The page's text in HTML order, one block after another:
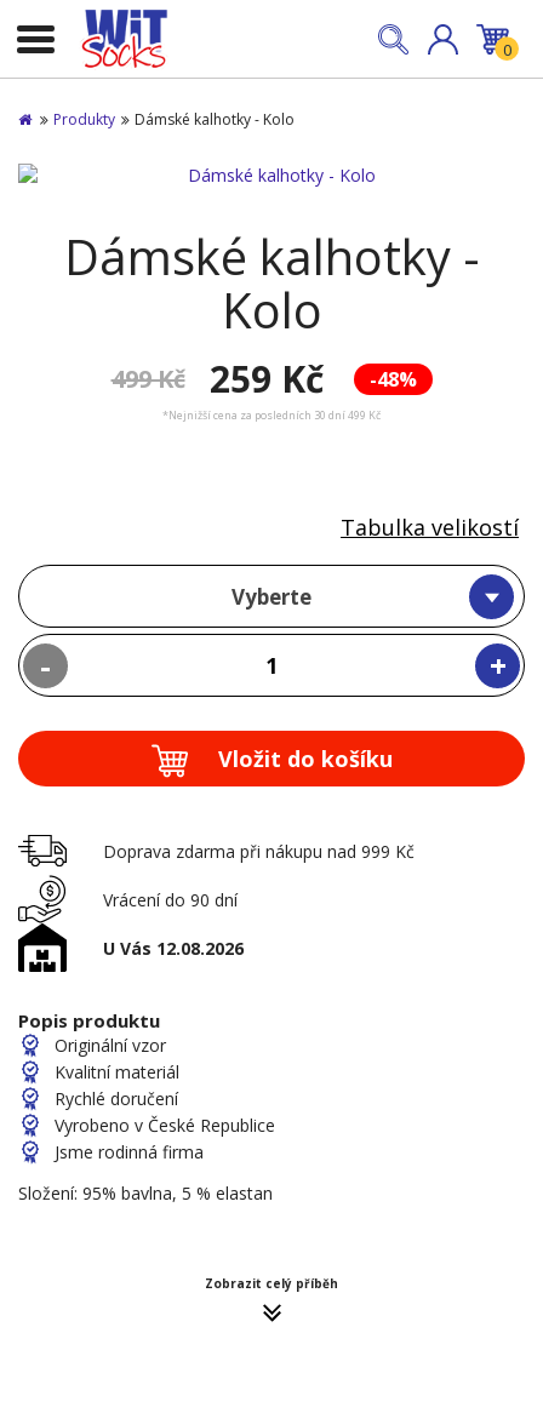
0
Produkty Dámské kalhotky - Kolo
Dámské kalhotky -
Kolo
-48%
499 Kč 259 Kč
*Nejnižší cena za posledních 30 dní 499 Kč
Vyberte
- +
Tabulka velikostí
Vložit do košíku
Doprava zdarma při nákupu nad 999 Kč
Vrácení do 90 dní
U Vás 12.08.2026
Popis produktu
Originální vzor
Kvalitní materiál
Rychlé doručení
Vyrobeno v České Republice
Jsme rodinná firma
Složení: 95% bavlna, 5 % elastan
Zobrazit celý příběh